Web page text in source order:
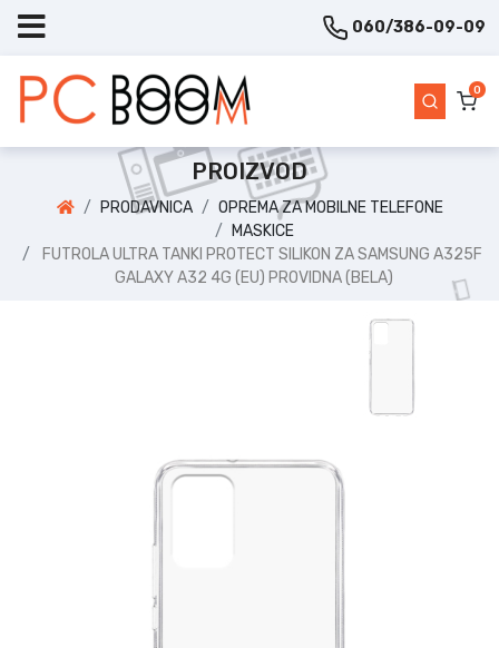
060/386-09-09
0
PROIZVOD
PRODAVNICA
OPREMA ZA MOBILNE TELEFONE
MASKICE
FUTROLA ULTRA TANKI PROTECT SILIKON ZA SAMSUNG A325F
GALAXY A32 4G (EU) PROVIDNA (BELA)